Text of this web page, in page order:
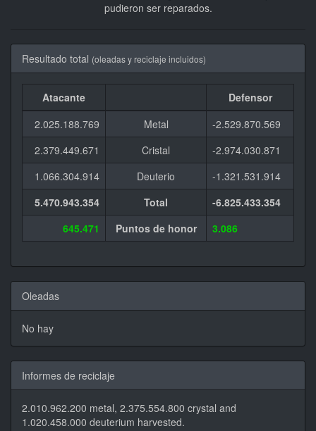
pudieron ser reparados.
Resultado total (oleadas y reciclaje incluidos)
Atacante
Defensor
2.025.188.769
Metal
-2.529.870.569
2.379.449.671
Cristal
-2.974.030.871
1.066.304.914
Deuterio
-1.321.531.914
5.470.943.354
Total
-6.825.433.354
645.471
Puntos de honor 3.086
Oleadas
No hay
Informes de reciclaje
2.010.962.200 metal, 2.375.554.800 crystal and
1.020.458.000 deuterium harvested.